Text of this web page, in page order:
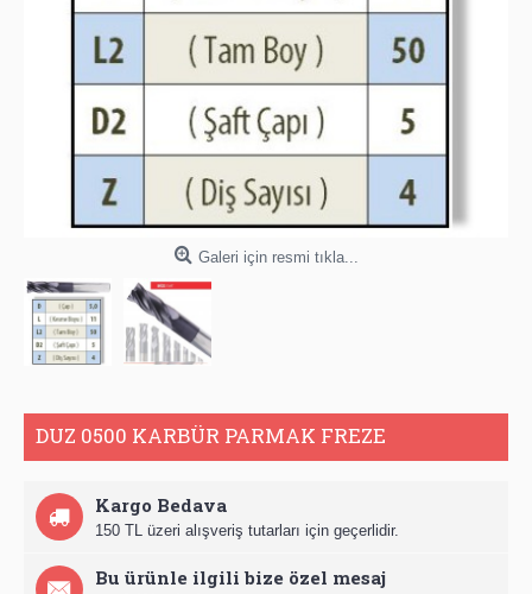
Galeri için resmi tıkla...
DUZ 0500 KARBÜR PARMAK FREZE
Kargo Bedava
150 TL üzeri alışveriş tutarları için geçerlidir.
Bu ürünle ilgili bize özel mesaj